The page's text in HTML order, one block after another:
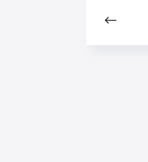
有頭うなぎの蒲焼』を7
月3日18:00～予約受付